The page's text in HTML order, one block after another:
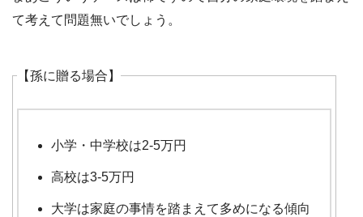
て考えて問題無いでしょう。
【孫に贈る場合】
小学・中学校は2-5万円
高校は3-5万円
大学は家庭の事情を踏まえて多めになる傾向